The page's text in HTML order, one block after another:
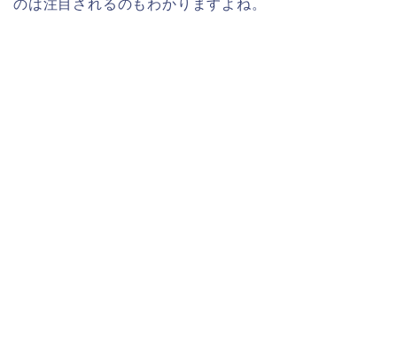
のは注目されるのもわかりますよね。